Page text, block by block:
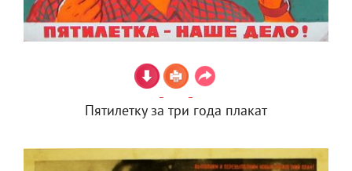
Пятилетку за три года плакат